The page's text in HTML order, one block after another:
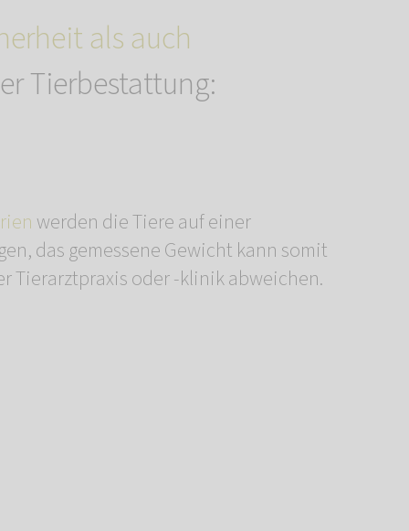
als auch
Tierbestattung:
werden die Tiere auf einer
das gemessene Gewicht kann somit
Tierarztpraxis oder -klinik abweichen.